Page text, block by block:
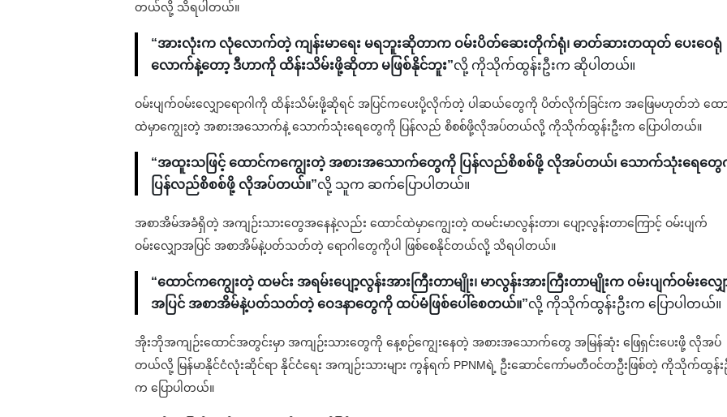
တယ်လို့ သိရပါတယ်။
“အားလုံးက လုံလောက်တဲ့ ကျန်းမာရေး မရဘူးဆိုတာက ဝမ်းပိတ်ဆေးတိုက်ရုံ၊ ဓာတ်ဆားတထုတ် ပေးဝေရုံ
လောက်နဲ့တော့ ဒီဟာကို ထိန်းသိမ်းဖို့ဆိုတာ မဖြစ်နိုင်ဘူး”လို့ ကိုသိုက်ထွန်းဦးက ဆိုပါတယ်။
ဝမ်းပျက်ဝမ်းလျှောရောဂါကို ထိန်းသိမ်းဖို့ဆိုရင် အပြင်ကပေးပို့လိုက်တဲ့ ပါဆယ်တွေကို ပိတ်လိုက်ခြင်းက အဖြေမဟုတ်ဘဲ ထေ
ထဲမှာကျွေးတဲ့ အစားအသောက်နဲ့ သောက်သုံးရေတွေကို ပြန်လည် စိစစ်ဖို့လိုအပ်တယ်လို့ ကိုသိုက်ထွန်းဦးက ပြောပါတယ်။
“အထူးသဖြင့် ထောင်ကကျွေးတဲ့ အစားအသောက်တွေကို ပြန်လည်စိစစ်ဖို့ လိုအပ်တယ်၊ သောက်သုံးရေတွ
ပြန်လည်စိစစ်ဖို့ လိုအပ်တယ်။”လို့ သူက ဆက်ပြောပါတယ်။
အစာအိမ်အခံရှိတဲ့ အကျဉ်းသားတွေအနေနဲ့လည်း ထောင်ထဲမှာကျွေးတဲ့ ထမင်းမာလွန်းတာ၊ ပျော့လွန်းတာကြောင့် ဝမ်းပျက်
ဝမ်းလျှောအပြင် အစာအိမ်နဲ့ပတ်သတ်တဲ့ ရောဂါတွေကိုပါ ဖြစ်စေနိုင်တယ်လို့ သိရပါတယ်။
“ထောင်ကကျွေးတဲ့ ထမင်း အရမ်းပျော့လွန်းအားကြီးတာမျိုး၊ မာလွန်းအားကြီးတာမျိုးက ဝမ်းပျက်ဝမ်းလျှေ
အပြင် အစာအိမ်နဲ့ပတ်သတ်တဲ့ ဝေဒနာတွေကို ထပ်မံဖြစ်ပေါ်စေတယ်။”လို့ ကိုသိုက်ထွန်းဦးက ပြောပါတယ်။
အိုးဘိုအကျဉ်းထောင်အတွင်းမှာ အကျဉ်းသားတွေကို နေ့စဉ်ကျွေးနေတဲ့ အစားအသောက်တွေ အမြန်ဆုံး ဖြေရှင်းပေးဖို့ လိုအပ်
တယ်လို့ မြန်မာနိုင်ငံလုံးဆိုင်ရာ နိုင်ငံရေး အကျဉ်းသားများ ကွန်ရက် PPNMရဲ့ ဦးဆောင်ကော်မတီဝင်တဦးဖြစ်တဲ့ ကိုသိုက်ထွန်း
က ပြောပါတယ်။